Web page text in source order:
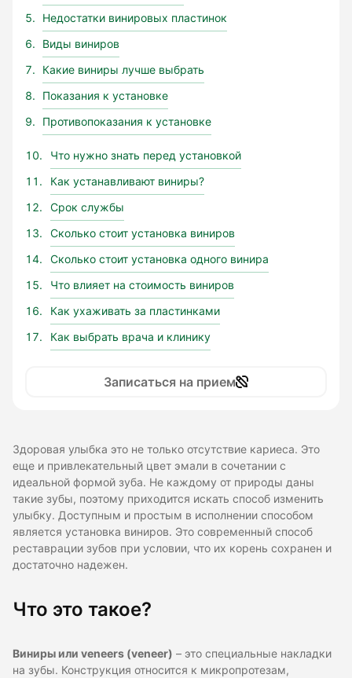
Недостатки винировых пластинок
Виды виниров
Какие виниры лучше выбрать
Показания к установке
Противопоказания к установке
Что нужно знать перед установкой
Как устанавливают виниры?
Срок службы
Сколько стоит установка виниров
Сколько стоит установка одного винира
Что влияет на стоимость виниров
Как ухаживать за пластинками
Как выбрать врача и клинику
Записаться на прием
Здоровая улыбка это не только отсутствие кариеса. Это
еще и привлекательный цвет эмали в сочетании с
идеальной формой зуба. Не каждому от природы даны
такие зубы, поэтому приходится искать способ изменить
улыбку. Доступным и простым в исполнении способом
является установка виниров. Это современный способ
реставрации зубов при условии, что их корень сохранен и
достаточно надежен.
Что это такое?
Виниры или veneers (veneer) – это специальные накладки
на зубы. Конструкция относится к микропротезам,